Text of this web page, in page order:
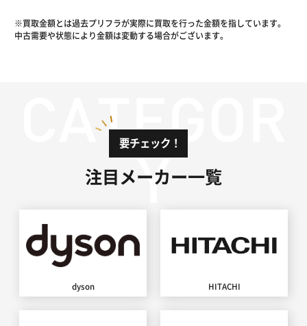
※買取金額とは過去プリフラが実際に買取を行った金額を指しています。
中古需要や状態により金額は変動する場合がございます。
要チェック！
注目メーカー一覧
dyson HITACHI